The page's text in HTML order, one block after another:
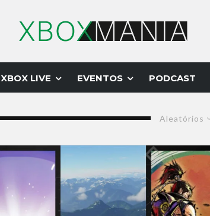
XBOX LIVE EVENTOS PODCAST
Aleatórios